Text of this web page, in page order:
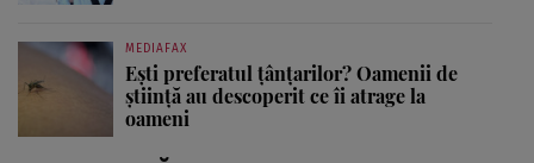
MEDIAFAX
Ești preferatul țânțarilor? Oamenii de
știință au descoperit ce îi atrage la
oameni